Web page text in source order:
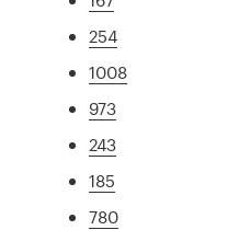
254
1008
973
243
185
780